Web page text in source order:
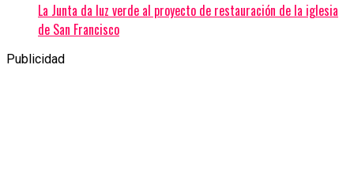
La Junta da luz verde al proyecto de restauración de la iglesia
de San Francisco
Publicidad